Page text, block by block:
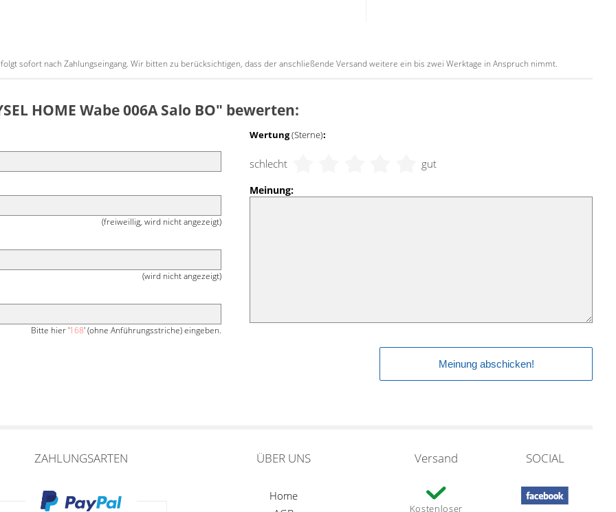
sofort nach Zahlungseingang. Wir bitten zu berücksichtigen, dass der anschließende Versand weitere ein bis zwei Werktage in Anspruch nimmt.
HOME Wabe 006A Salo BO" bewerten:
(freiweillig, wird nicht angezeigt)
(wird nicht angezeigt)
Bitte hier '168' (ohne Anführungsstriche) eingeben.
Wertung(Sterne):
schlecht gut
Meinung:
ZAHLUNGSARTEN ÜBER UNS
Home
Versand
Kostenloser
SOCIAL